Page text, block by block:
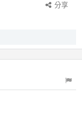
分享